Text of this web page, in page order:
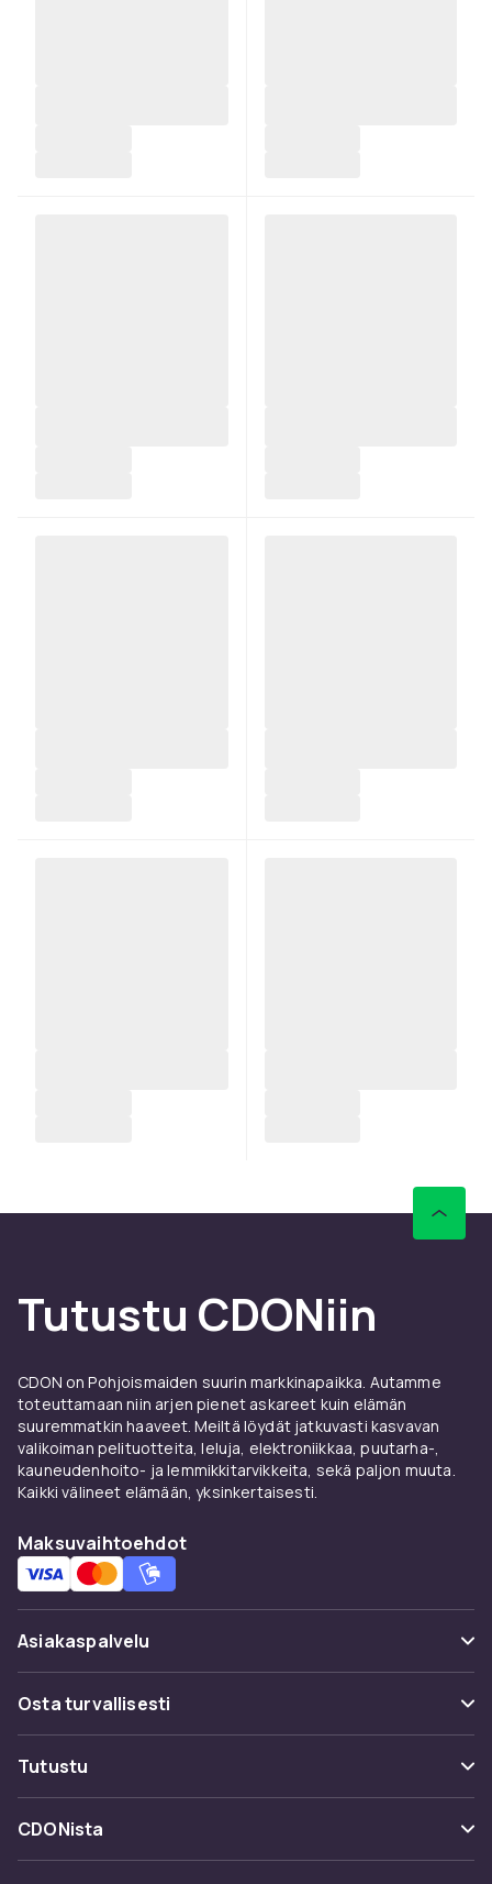
Tutustu CDONiin
CDON on Pohjoismaiden suurin markkinapaikka. Autamme
toteuttamaan niin arjen pienet askareet kuin elämän
suuremmatkin haaveet. Meiltä löydät jatkuvasti kasvavan
valikoiman pelituotteita, leluja, elektroniikkaa, puutarha-,
kauneudenhoito- ja lemmikkitarvikkeita, sekä paljon muuta.
Kaikki välineet elämään, yksinkertaisesti.
Maksuvaihtoehdot
Asiakaspalvelu
Usein kysyttyä (UKK)
Seuraa pakettia
Ota yhteyttä
Osta turvallisesti
Maksuvaihtoehdot
Toimitus
Tutustu
Kategoriat
Tuotemerkit
CDONista